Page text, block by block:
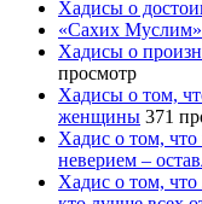
Хадисы о
«Сахих
Хадисы о
просмотр
Хадисы о том,
женщины 371
Хадис о том,
неверием –
Хадис о том,